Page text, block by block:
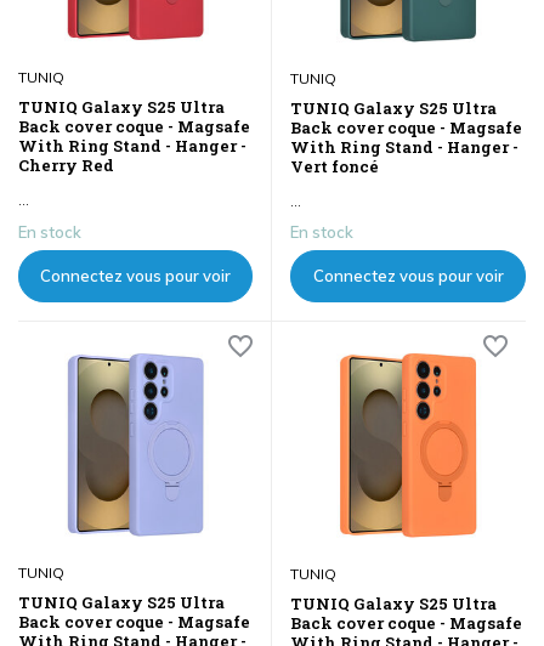
TUNIQ
TUNIQ Galaxy S25 Ultra
Back cover coque - Magsafe
With Ring Stand - Hanger -
Cherry Red
En stock
Connectez vous pour voir
TUNIQ
TUNIQ Galaxy S25 Ultra
Back cover coque - Magsafe
With Ring Stand - Hanger -
Vert foncé
En stock
Connectez vous pour voir
TUNIQ
TUNIQ Galaxy S25 Ultra
Back cover coque - Magsafe
With Ring Stand - Hanger -
TUNIQ
TUNIQ Galaxy S25 Ultra
Back cover coque - Magsafe